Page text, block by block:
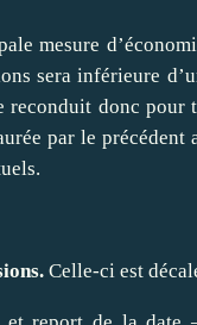
mesure
sera inférieure
reconduit donc
par le précédent
Celle-ci est